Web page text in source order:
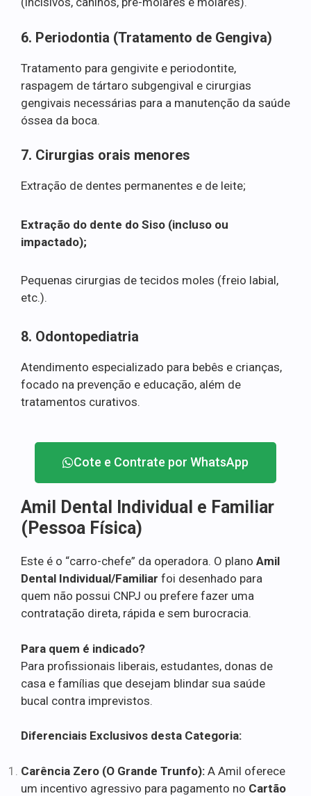
6. Periodontia (Tratamento de Gengiva)
Tratamento para gengivite e periodontite,
raspagem de tártaro subgengival e cirurgias
gengivais necessárias para a manutenção da saúde
óssea da boca.
7. Cirurgias orais menores
Extração de dentes permanentes e de leite;
Extração do dente do Siso (incluso ou
impactado);
Pequenas cirurgias de tecidos moles (freio labial,
etc.).
8. Odontopediatria
Atendimento especializado para bebês e crianças,
focado na prevenção e educação, além de
tratamentos curativos.
Cote e Contrate por WhatsApp
Amil Dental Individual e Familiar
(Pessoa Física)
Este é o “carro-chefe” da operadora. O plano Amil
Dental Individual/Familiar foi desenhado para
quem não possui CNPJ ou prefere fazer uma
contratação direta, rápida e sem burocracia.
Para quem é indicado?
Para profissionais liberais, estudantes, donas de
casa e famílias que desejam blindar sua saúde
bucal contra imprevistos.
Diferenciais Exclusivos desta Categoria:
Carência Zero (O Grande Trunfo): A Amil oferece
um incentivo agressivo para pagamento no Cartão